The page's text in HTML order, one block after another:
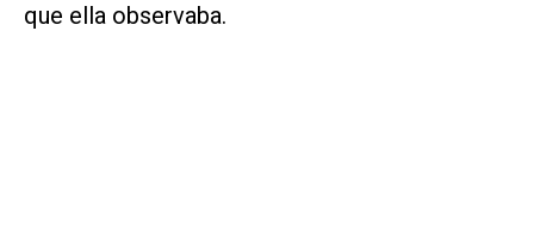
que ella observaba.